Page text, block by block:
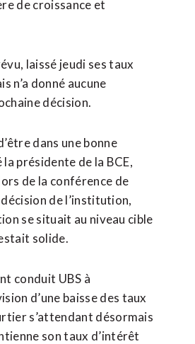
de croissance et
laissé jeudi ses taux
n’a donné aucune
décision.
dans une bonne
présidente de la BCE,
de la conférence de
de l’institution,
se situait au niveau cible
solide.
conduit UBS à
d’une baisse des taux
s’attendant désormais
son taux d’intérêt